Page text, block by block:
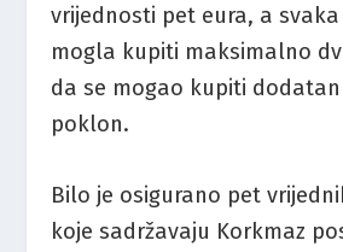
vrijednosti pet eura, a
mogla kupiti maksimalno
da se mogao kupiti
poklon.
Bilo je osigurano pet
koje sadržavaju Korkmaz